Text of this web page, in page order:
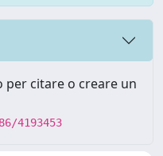
citare o creare un
4193453